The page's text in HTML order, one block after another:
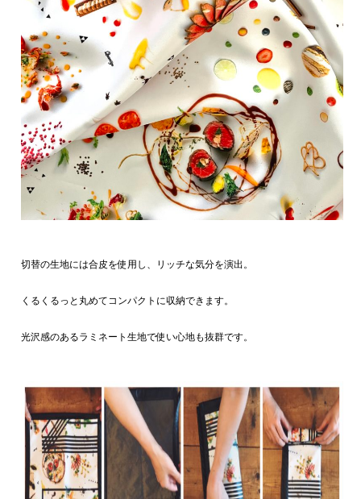
切替の生地には合皮を使用し、リッチな気分を演出。
くるくるっと丸めてコンパクトに収納できます。
光沢感のあるラミネート生地で使い心地も抜群です。